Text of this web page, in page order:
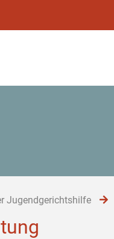
Jugendgerichtshilfe